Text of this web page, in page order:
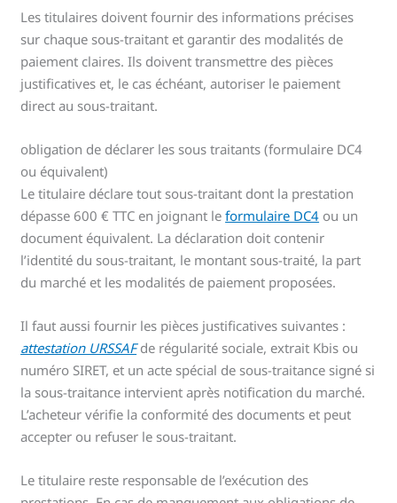
Les titulaires doivent fournir des informations précises
sur chaque sous-traitant et garantir des modalités de
paiement claires. Ils doivent transmettre des pièces
justificatives et, le cas échéant, autoriser le paiement
direct au sous-traitant.
obligation de déclarer les sous traitants (formulaire DC4
ou équivalent)
Le titulaire déclare tout sous-traitant dont la prestation
dépasse 600 € TTC en joignant leformulaire DC4 ou un
document équivalent. La déclaration doit contenir
l’identité du sous-traitant, le montant sous-traité, la part
du marché et les modalités de paiement proposées.
Il faut aussi fournir les pièces justificatives suivantes :
attestation URSSAFde régularité sociale, extrait Kbis ou
numéro SIRET, et un acte spécial de sous-traitance signé si
la sous-traitance intervient après notification du marché.
L’acheteur vérifie la conformité des documents et peut
accepter ou refuser le sous-traitant.
Le titulaire reste responsable de l’exécution des